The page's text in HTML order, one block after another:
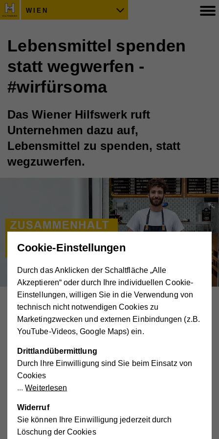
WIEN
Lebensmittel spenden
statt wegwerfen -
#wirfürsoma
Das Wiener Hilfswerk ruft
Unternehmen dazu auf,
Lebensmittel zu spenden, statt
wegzuwerfen.
Kleine und mittelgroße Unternehmen wie
Lebensmittelgeschäfte, Marktstände, Bauernläden,
Gourmetläden aber auch Restaurants oder Hotels stehen
Unternehmen, denen die rasche Umstellung auf Online-
Bestellung und Zustellung sowie die damit einhergehende
überschüssigen Waren (Lebensmittel und Hygieneartikel)
an die Wiener Hilfswerk Sozialmärkte zu spenden.
Sozialmärkte sind auf Warenspenden angewiesen
Cookie-Einstellungen
Durch das Anklicken der Schaltfläche „Alle
Akzeptieren“ oder durch Ihre individuellen Cookie-
Einstellungen, willigen Sie in die Verwendung von
technisch nicht notwendigen Cookies zu
Marketingzwecken und externen Einbindungen (z.B.
YouTube-Videos, Google Maps) ein.
Drittlandübermittlung
Durch Ihre Einwilligung sind Sie beim Einsatz von
Cookies
Weiterlesen
Widerruf
Sie können Ihre Einwilligung jederzeit durch
Löschung der Cookies